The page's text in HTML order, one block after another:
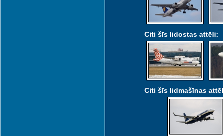
Citi šīs lidostas attēli:
Citi šīs lidmašīnas